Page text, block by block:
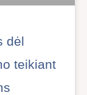
dėl
teikiant